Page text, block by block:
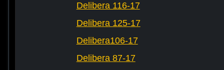
Delibera 116-17
Delibera 125-17
Delibera106-17
Delibera 87-17